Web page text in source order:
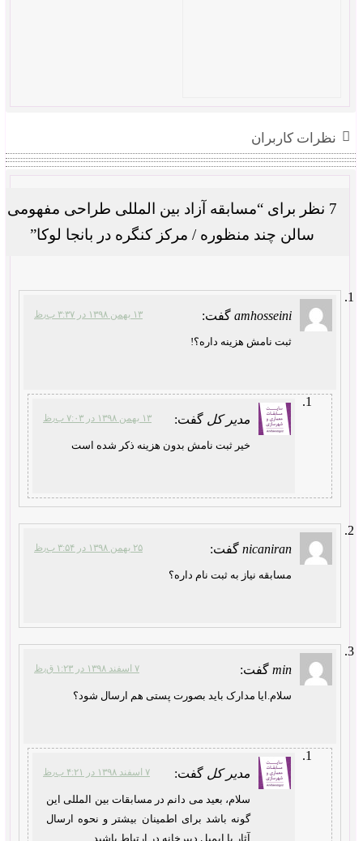
نظرات کاربران
7 نظر برای “مسابقه آزاد بین المللی طراحی مفهومی
سالن چند منظوره / مرکز کنگره در بانجا لوکا”
amhosseini گفت: ۱۳ بهمن ۱۳۹۸ در ۳:۳۷ ب٫ظ
ثبت نامش هزینه داره؟!
مدیر کل گفت: ۱۳ بهمن ۱۳۹۸ در ۷:۰۳ ب٫ظ
خیر ثبت نامش بدون هزینه ذکر شده است
nicaniran گفت: ۲۵ بهمن ۱۳۹۸ در ۳:۵۴ ب٫ظ
مسابقه نیاز به ثبت نام داره؟
min گفت: ۷ اسفند ۱۳۹۸ در ۱:۲۳ ق٫ظ
سلام.ایا مدارک باید بصورت پستی هم ارسال شود؟
مدیر کل گفت: ۷ اسفند ۱۳۹۸ در ۴:۲۱ ب٫ظ
سلام، بعید می دانم در مسابقات بین المللی این
گونه باشد برای اطمینان بیشتر و نحوه ارسال
آثار با ایمیل دبیرخانه در ارتباط باشید